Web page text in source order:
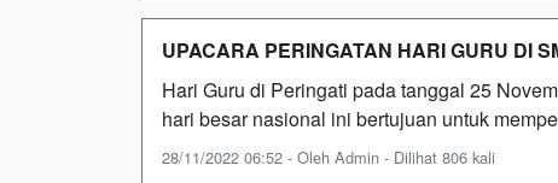
UPACARA PERINGATAN HARI GURU DI
Hari Guru di Peringati pada tanggal 25
hari besar nasional ini bertujuan untuk
28/11/2022 06:52 - Oleh Admin - Dilihat 806 kali